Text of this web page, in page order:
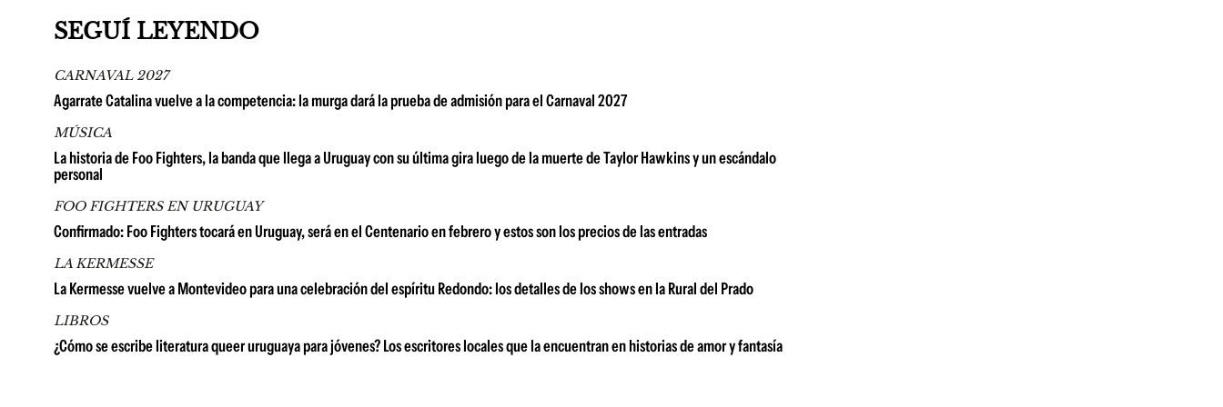
SEGUÍ LEYENDO
CARNAVAL 2027
Agarrate Catalina vuelve a la competencia: la murga dará la prueba de admisión para el Carnaval 2027
MÚSICA
La historia de Foo Fighters, la banda que llega a Uruguay con su última gira luego de la muerte de Taylor Hawkins y un escándalo
personal
FOO FIGHTERS EN URUGUAY
Confirmado: Foo Fighters tocará en Uruguay, será en el Centenario en febrero y estos son los precios de las entradas
LA KERMESSE
La Kermesse vuelve a Montevideo para una celebración del espíritu Redondo: los detalles de los shows en la Rural del Prado
LIBROS
¿Cómo se escribe literatura queer uruguaya para jóvenes? Los escritores locales que la encuentran en historias de amor y fantasía